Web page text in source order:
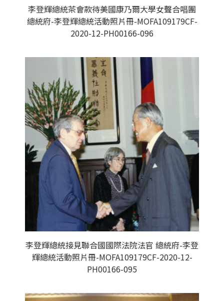
李登輝總統茶會款待美國康乃爾大學女聲合唱團
總統府-李登輝總統活動照片冊-MOFA109179CF-
2020-12-PH00166-096
李登輝總統接見聯合國國際法院法官 總統府-李登
輝總統活動照片冊-MOFA109179CF-2020-12-
PH00166-095